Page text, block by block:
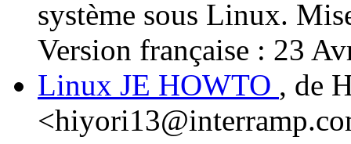
système sous Linux.
Version française : 23
Linux JE HOWTO , de